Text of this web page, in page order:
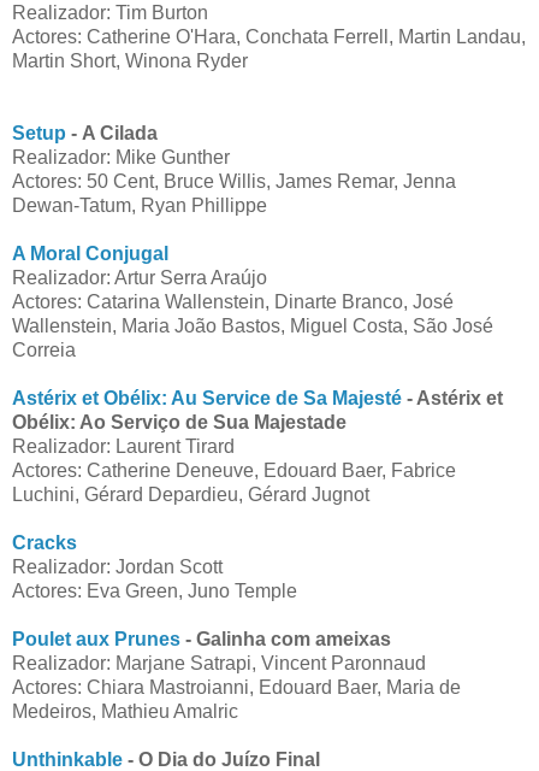
Realizador: Tim Burton
Actores: Catherine O'Hara, Conchata Ferrell, Martin Landau,
Martin Short, Winona Ryder
Setup - A Cilada
Realizador: Mike Gunther
Actores: 50 Cent, Bruce Willis, James Remar, Jenna
Dewan-Tatum, Ryan Phillippe
A Moral Conjugal
Realizador: Artur Serra Araújo
Actores: Catarina Wallenstein, Dinarte Branco, José
Wallenstein, Maria João Bastos, Miguel Costa, São José
Correia
Astérix et Obélix: Au Service de Sa Majesté - Astérix et
Obélix: Ao Serviço de Sua Majestade
Realizador: Laurent Tirard
Actores: Catherine Deneuve, Edouard Baer, Fabrice
Luchini, Gérard Depardieu, Gérard Jugnot
Cracks
Realizador: Jordan Scott
Actores: Eva Green, Juno Temple
Poulet aux Prunes - Galinha com ameixas
Realizador: Marjane Satrapi, Vincent Paronnaud
Actores: Chiara Mastroianni, Edouard Baer, Maria de
Medeiros, Mathieu Amalric
Unthinkable - O Dia do Juízo Final